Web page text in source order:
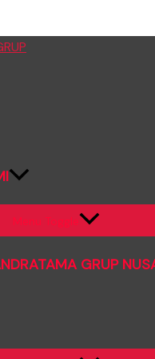
Menu Toggle
GRUP